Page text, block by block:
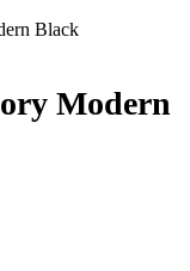
Black
Modern